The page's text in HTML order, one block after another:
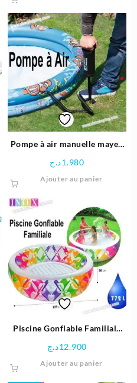
était :
4.000د.ج.
est :
Pompe à air manuelle mayen
1.980د.ج
Ajouter au panier
Piscine Gonflable Familiale
12.900د.ج
Ajouter au panier